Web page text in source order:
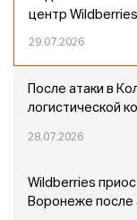
центр Wildberries
29.07.2026
После атаки в
логистической
28.07.2026
Wildberries
Воронеже после